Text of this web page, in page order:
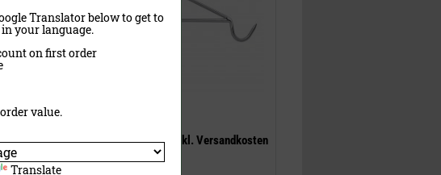
inklusive MwSt. exkl. Versandkosten
Translator below to get to
your language.
on first order
value.
Translate